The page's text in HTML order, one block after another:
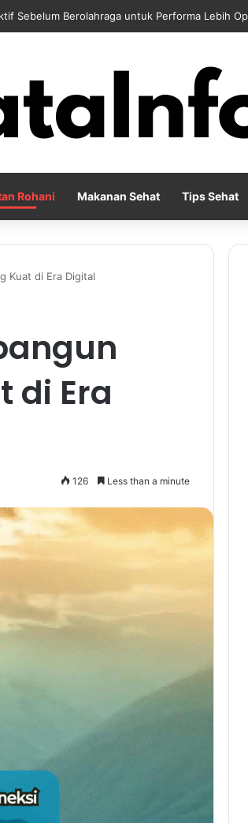
Menjaga Kesehatan Mental di Tengah Kesibukan
Rohani Makanan Sehat Tips Sehat
Kuat di Era Digital
di Era
126 Less than a minute